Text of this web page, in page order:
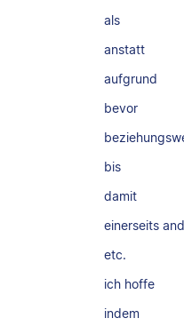
als
anstatt
aufgrund
bevor
bis
damit
einerseits
etc.
ich hoffe
indem